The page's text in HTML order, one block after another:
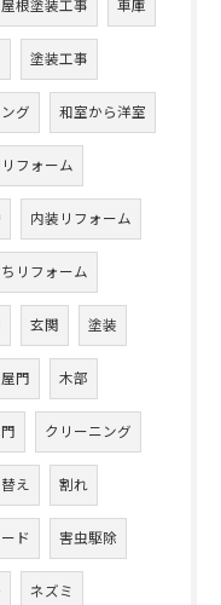
屋根塗装工事 車庫
塗装工事
グ 和室から洋室
フォーム
内装リフォーム
リフォーム
玄関 塗装
門 木部
門 クリーニング
え 割れ
ド 害虫駆除
ネズミ